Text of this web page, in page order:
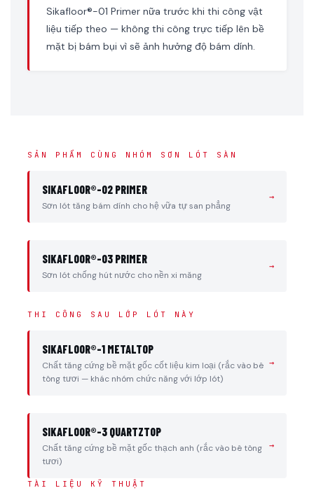
Sikafloor®-01 Primer nữa trước khi thi công vật
liệu tiếp theo — không thi công trực tiếp lên bề
mặt bị bám bụi vì sẽ ảnh hưởng độ bám dính.
SẢN PHẨM CÙNG NHÓM SƠN LÓT SÀN
SIKAFLOOR®-02 PRIMER
Sơn lót tăng bám dính cho hệ vữa tự san phẳng
→
SIKAFLOOR®-03 PRIMER
Sơn lót chống hút nước cho nền xi măng
→
THI CÔNG SAU LỚP LÓT NÀY
SIKAFLOOR®-1 METALTOP
Chất tăng cứng bề mặt gốc cốt liệu kim loại (rắc vào bê
tông tươi — khác nhóm chức năng với lớp lót)
→
SIKAFLOOR®-3 QUARTZTOP
Chất tăng cứng bề mặt gốc thạch anh (rắc vào bê tông
tươi)
→
TÀI LIỆU KỸ THUẬT